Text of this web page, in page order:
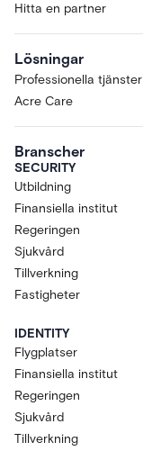
Hitta en partner
Lösningar
Professionella tjänster
Acre Care
Branscher
SECURITY
Utbildning
Finansiella institut
Regeringen
Sjukvård
Tillverkning
Fastigheter
IDENTITY
Flygplatser
Finansiella institut
Regeringen
Sjukvård
Tillverkning